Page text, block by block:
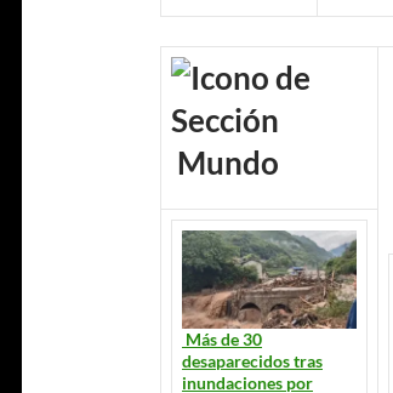
Mundo
Más de 30
desaparecidos tras
inundaciones por